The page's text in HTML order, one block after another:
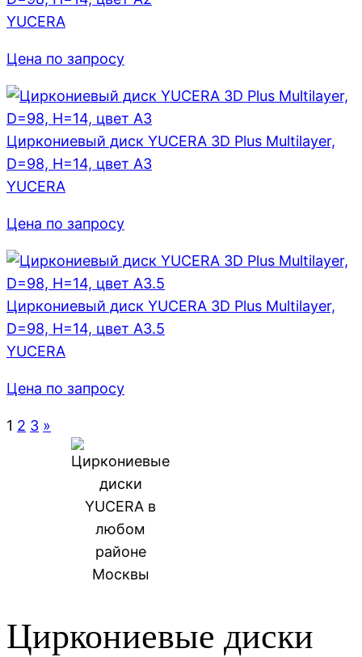
YUCERA
Цена по запросу
Циркониевый диск YUCERA 3D Plus Multilayer,
D=98, H=14, цвет A3
YUCERA
Цена по запросу
Циркониевый диск YUCERA 3D Plus Multilayer,
D=98, H=14, цвет A3.5
YUCERA
Цена по запросу
1 2 3 »
Циркониевые диски